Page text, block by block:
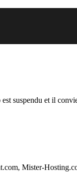
suspendu et il
Mister-